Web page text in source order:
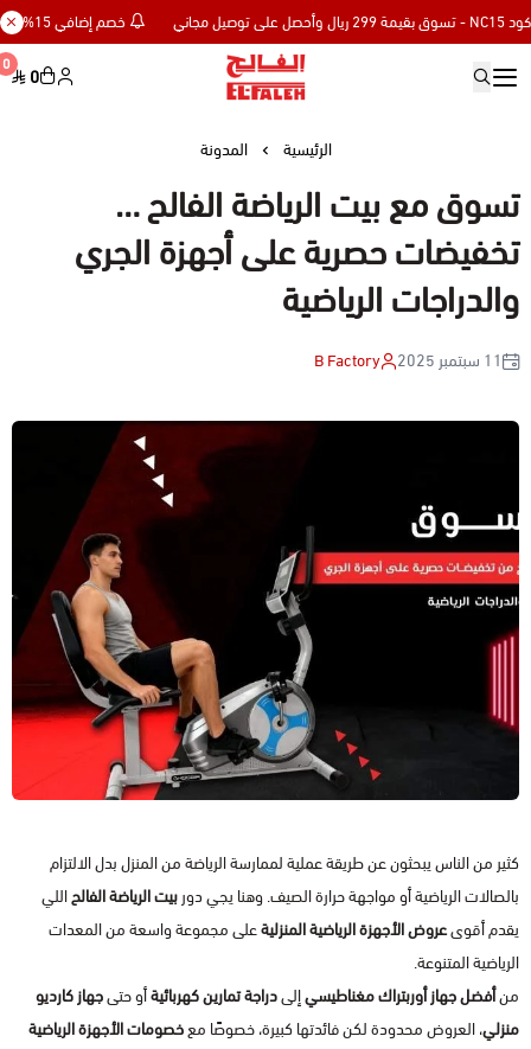
خصم إضافي 15% للعملاء الجدد كود NC15 - تسوق بقيمة 299 ريال وأحصل على توصيل مجاني
0 0
الرئيسية المدونة
تسوق مع بيت الرياضة الفالح …
تخفيضات حصرية على أجهزة الجري
والدراجات الرياضية
11 سبتمبر 2025 B Factory
كثير من الناس يبحثون عن طريقة عملية لممارسة الرياضة من المنزل بدل الالتزام
بالصالات الرياضية أو مواجهة حرارة الصيف. وهنا يجي دوربيت الرياضة الفالحاللي
يقدم أقوىعروض الأجهزة الرياضية المنزليةعلى مجموعة واسعة من المعدات
الرياضية المتنوعة.
منأفضل جهاز أوربتراك مغناطيسيإلىدراجة تمارين كهربائيةأو حتىجهاز كارديو
منزلي، العروض محدودة لكن فائدتها كبيرة، خصوصًا معخصومات الأجهزة الرياضية